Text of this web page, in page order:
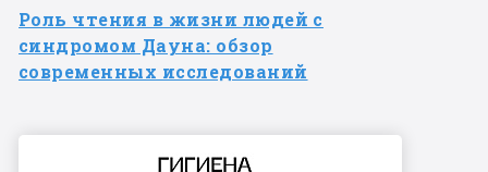
Роль чтения в жизни людей с
синдромом Дауна: обзор
современных исследований